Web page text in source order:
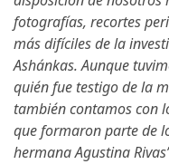
fotografías, recortes
más difíciles de la
Ashánkas. Aunque
quién fue testigo de la
también contamos con
que formaron parte de
hermana Agustina